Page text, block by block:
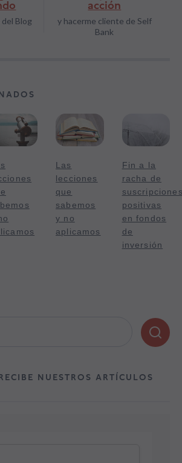
Blog
acción
y hacerme cliente de Self
Bank
Las
lecciones
que
sabemos
y no
aplicamos
Fin a la
racha de
positivas
en fondos
de
inversión
NUESTROS ARTÍCULOS